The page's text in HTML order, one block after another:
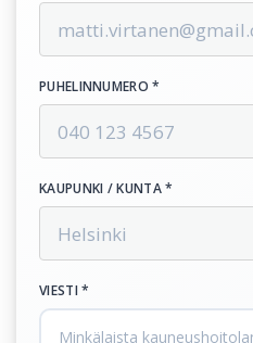
PUHELINNUMERO *
KAUPUNKI / KUNTA *
VIESTI *